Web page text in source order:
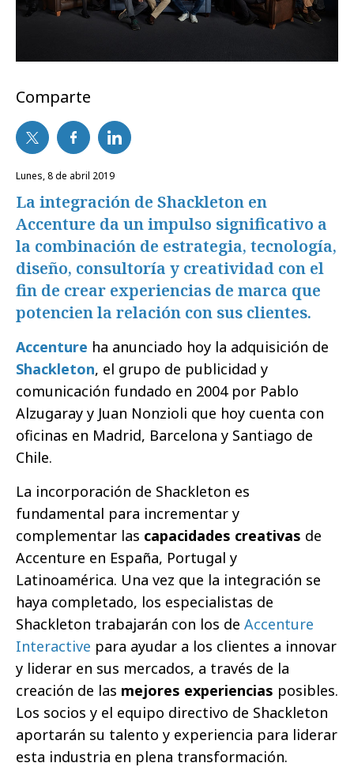
Comparte
lunes, 8 de abril 2019
La integración de Shackleton en
Accenture da un impulso significativo a
la combinación de estrategia, tecnología,
diseño, consultoría y creatividad con el
fin de crear experiencias de marca que
potencien la relación con sus clientes.
Accenture ha anunciado hoy la adquisición de
Shackleton, el grupo de publicidad y
comunicación fundado en 2004 por Pablo
Alzugaray y Juan Nonzioli que hoy cuenta con
oficinas en Madrid, Barcelona y Santiago de
Chile.
La incorporación de Shackleton es
fundamental para incrementar y
complementar las capacidades creativas de
Accenture en España, Portugal y
Latinoamérica. Una vez que la integración se
haya completado, los especialistas de
Shackleton trabajarán con los de Accenture
Interactive para ayudar a los clientes a innovar
y liderar en sus mercados, a través de la
creación de las mejores experiencias posibles.
Los socios y el equipo directivo de Shackleton
aportarán su talento y experiencia para liderar
esta industria en plena transformación.